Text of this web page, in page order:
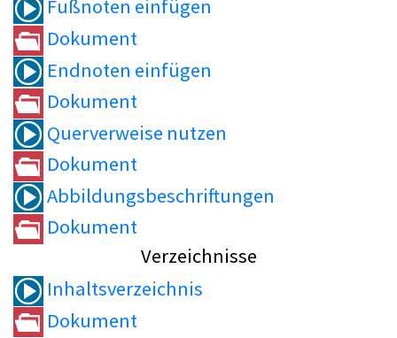
Fußnoten einfügen
Dokument
Endnoten einfügen
Dokument
Querverweise nutzen
Dokument
Abbildungsbeschriftungen
Dokument
Verzeichnisse
Inhaltsverzeichnis
Dokument